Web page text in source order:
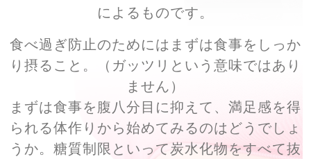
によるものです。
食べ過ぎ防止のためにはまずは食事をしっか
り摂ること。（ガッツリという意味ではあり
ません）
まずは食事を腹八分目に抑えて、満足感を得
られる体作りから始めてみるのはどうでしょ
うか。糖質制限といって炭水化物をすべて抜